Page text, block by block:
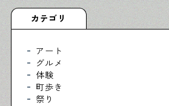
カテゴリ
アート
グルメ
体験
町歩き
祭り